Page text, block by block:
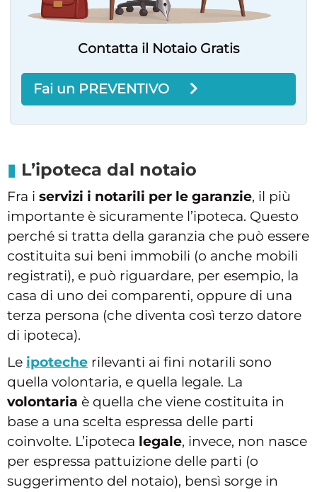
Contatta il Notaio Gratis
Fai un PREVENTIVO
L’ipoteca dal notaio
Fra i servizi i notarili per le garanzie, il più
importante è sicuramente l’ipoteca. Questo
perché si tratta della garanzia che può essere
costituita sui beni immobili (o anche mobili
registrati), e può riguardare, per esempio, la
casa di uno dei comparenti, oppure di una
terza persona (che diventa così terzo datore
di ipoteca).
Le ipoteche rilevanti ai fini notarili sono
quella volontaria, e quella legale. La
volontaria è quella che viene costituita in
base a una scelta espressa delle parti
coinvolte. L’ipoteca legale, invece, non nasce
per espressa pattuizione delle parti (o
suggerimento del notaio), bensì sorge in